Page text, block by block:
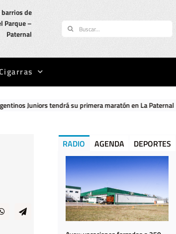
de
Parque –
Paternal
Buscar:
su primera maratón en La Paternal | Se
RADIO AGENDA DEPORTES